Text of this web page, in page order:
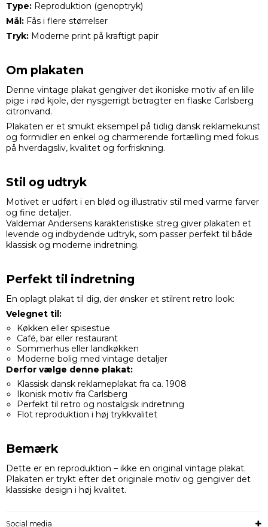
Type: Reproduktion (genoptryk)
Mål: Fås i flere størrelser
Tryk: Moderne print på kraftigt papir
Om plakaten
Denne vintage plakat gengiver det ikoniske motiv af en lille
pige i rød kjole, der nysgerrigt betragter en flaske Carlsberg
citronvand.
Plakaten er et smukt eksempel på tidlig dansk reklamekunst
og formidler en enkel og charmerende fortælling med fokus
på hverdagsliv, kvalitet og forfriskning.
Stil og udtryk
Motivet er udført i en blød og illustrativ stil med varme farver
og fine detaljer.
Valdemar Andersens karakteristiske streg giver plakaten et
levende og indbydende udtryk, som passer perfekt til både
klassisk og moderne indretning.
Perfekt til indretning
En oplagt plakat til dig, der ønsker et stilrent retro look:
Velegnet til:
Køkken eller spisestue
Café, bar eller restaurant
Sommerhus eller landkøkken
Moderne bolig med vintage detaljer
Derfor vælge denne plakat:
Klassisk dansk reklameplakat fra ca. 1908
Ikonisk motiv fra Carlsberg
Perfekt til retro og nostalgisk indretning
Flot reproduktion i høj trykkvalitet
Bemærk
Dette er en reproduktion – ikke en original vintage plakat.
Plakaten er trykt efter det originale motiv og gengiver det
klassiske design i høj kvalitet.
Social media